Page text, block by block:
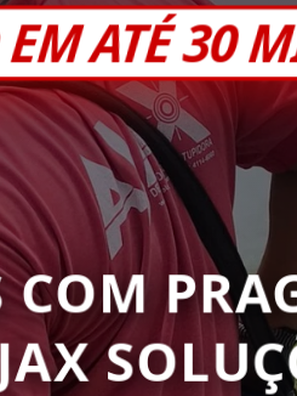
ATÉ 30